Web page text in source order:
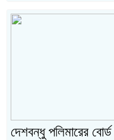
দেশবন্ধু পলিমারের